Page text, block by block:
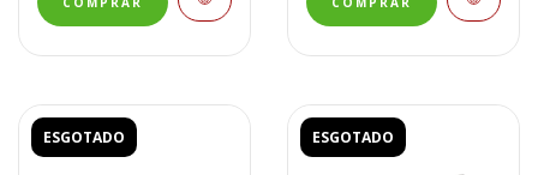
ESGOTADO ESGOTADO